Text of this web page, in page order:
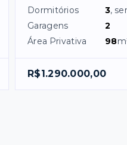
Dormitórios 3,
Garagens
2
Área Privativa
98
R$1.290.000,00